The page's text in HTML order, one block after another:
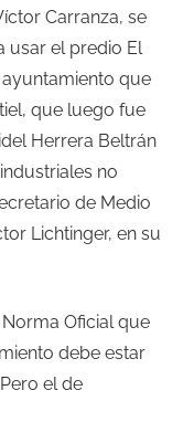
Carranza, se
usar el predio El
que
que luego fue
Herrera Beltrán
no
de Medio
Lichtinger, en su
Oficial que
debe estar
el de